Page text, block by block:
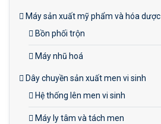
Máy sản xuất mỹ phẩm và hóa dược
Bồn phối trộn
Máy nhũ hoá
Dây chuyền sản xuất men vi sinh
Hệ thống lên men vi sinh
Máy ly tâm và tách men